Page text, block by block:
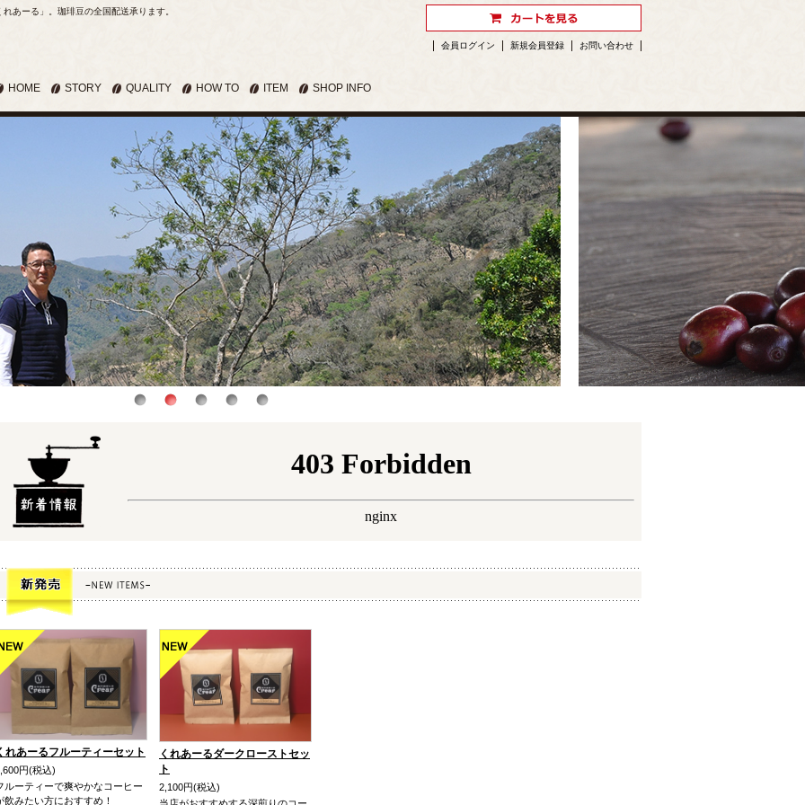
あーる」。珈琲豆の全国配送承ります。
会員ログイン 新規会員登録 お問い合わせ
HOME STORY QUALITY HOW TO ITEM SHOP INFO
れあーるフルーティーセット
円(税込)
ルーティーで爽やかなコーヒー
飲みたい方におすすめ！
くれあーるダークローストセッ
ト
2,100円(税込)